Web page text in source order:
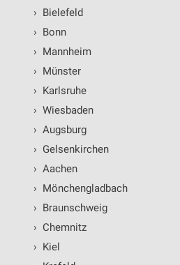
› Bielefeld
› Bonn
› Mannheim
› Münster
› Karlsruhe
› Wiesbaden
› Augsburg
› Gelsenkirchen
› Aachen
› Mönchengladbach
› Braunschweig
› Chemnitz
› Kiel